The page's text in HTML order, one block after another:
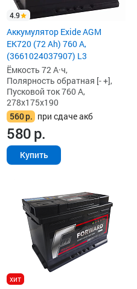
4.9
Аккумулятор Exide AGM
EK720 (72 Ah) 760 А,
(3661024037907) L3
Ёмкость 72 А·ч,
Полярность обратная [- +],
Пусковой ток 760 А,
278x175x190
560р. при сдаче акб
580р.
Купить
хит